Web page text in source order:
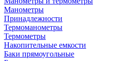
Манометры
Принадлежности
Термоманометры
Термометры
Накопительные емкости
Баки прямоугольные